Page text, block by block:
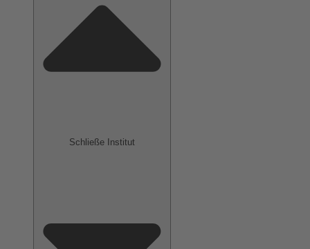
Schließe Institut